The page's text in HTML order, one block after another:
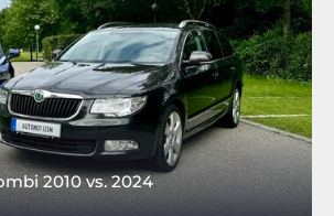
2010 vs. 2024